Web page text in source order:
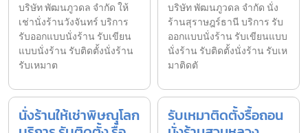
บริษัท พัฒนภูวดล จำกัด ให้
เช่านั่งร้านวังจันทร์ บริการ
รับออกแบบนั่งร้าน รับเขียน
แบบนั่งร้าน รับติดตั้งนั่งร้าน
รับเหมาต
บริษัท พัฒนภูวดล จำกัด นั่ง
ร้านสุราษฎร์ธานี บริการ รับ
ออกแบบนั่งร้าน รับเขียนแบบ
นั่งร้าน รับติดตั้งนั่งร้าน รับเห
มาติดตั
นั่งร้านให้เช่าพิษณุโลก
รับเหมาติดตั้งรื้อถอน